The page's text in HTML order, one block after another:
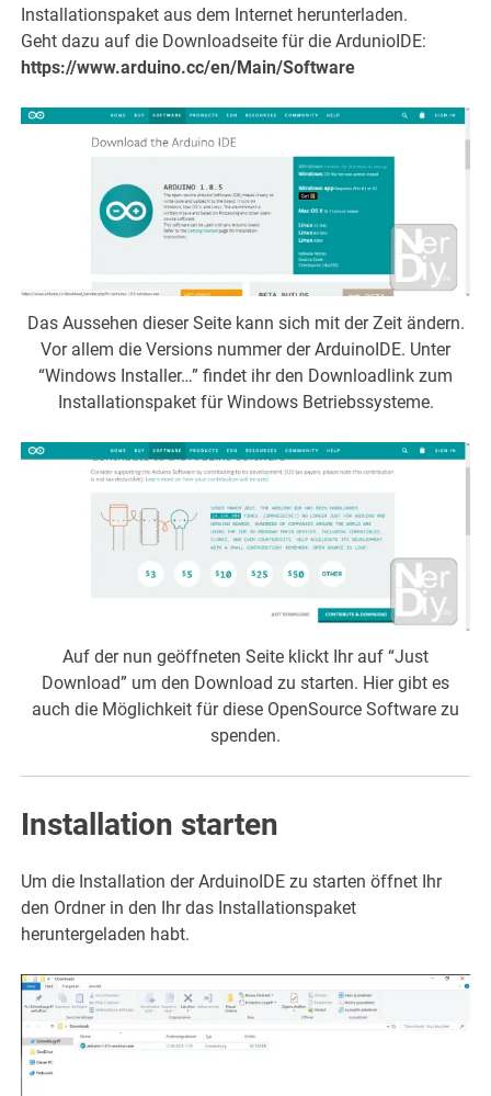
Installationspaket aus dem Internet herunterladen.
Geht dazu auf die Downloadseite für die ArdunioIDE:
https://www.arduino.cc/en/Main/Software
Das Aussehen dieser Seite kann sich mit der Zeit ändern.
Vor allem die Versions nummer der ArduinoIDE. Unter
“Windows Installer…” findet ihr den Downloadlink zum
Installationspaket für Windows Betriebssysteme.
Auf der nun geöffneten Seite klickt Ihr auf “Just
Download” um den Download zu starten. Hier gibt es
auch die Möglichkeit für diese OpenSource Software zu
spenden.
Installation starten
Um die Installation der ArduinoIDE zu starten öffnet Ihr
den Ordner in den Ihr das Installationspaket
heruntergeladen habt.